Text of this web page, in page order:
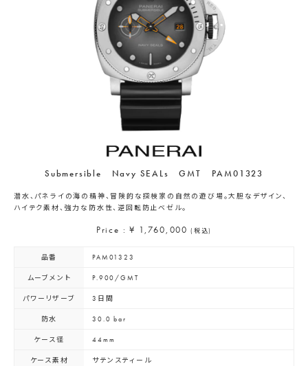
Submersible Navy SEALs GMT PAM01323
潜水、パネライの海の精神、冒険的な探検家の自然の遊び場。大胆なデザイン、
ハイテク素材、強力な防水性、逆回転防止ベゼル。
Price : ¥ 1,760,000 (税込)
品番 PAM01323
ムーブメント P.900/GMT
パワーリザーブ 3日間
防水 30.0 bar
ケース径 44mm
ケース素材 サテンスティール